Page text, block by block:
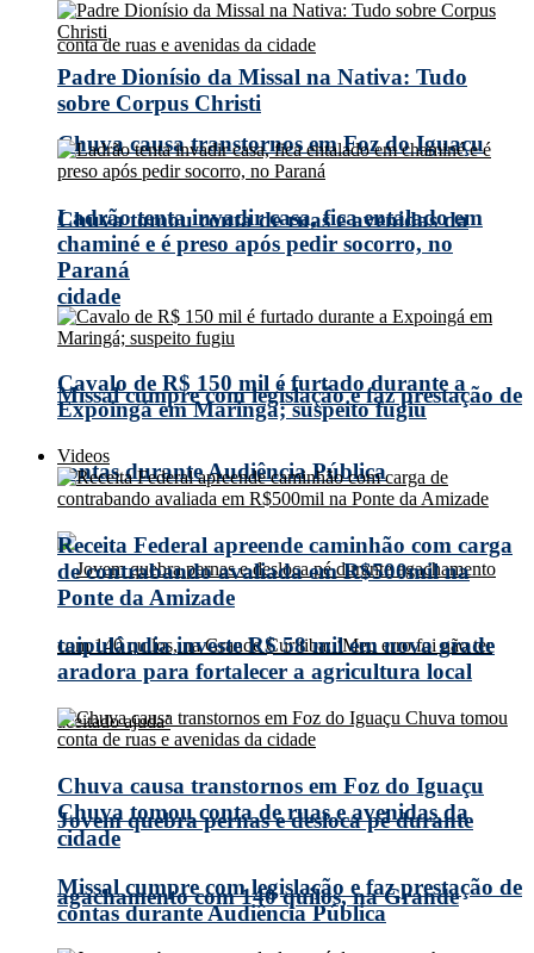
Chuva causa transtornos em Foz do Iguaçu
Chuva tomou conta de ruas e avenidas da
cidade
Missal cumpre com legislação e faz prestação de
contas durante Audiência Pública
Jovem quebra pernas e desloca pé durante
agachamento com 140 quilos, na Grande
Padre Dionísio da Missal na Nativa: Tudo
sobre Corpus Christi
Ladrão tenta invadir casa, fica entalado em
chaminé e é preso após pedir socorro, no
Paraná
Cavalo de R$ 150 mil é furtado durante a
Expoingá em Maringá; suspeito fugiu
Videos
Receita Federal apreende caminhão com carga
de contrabando avaliada em R$500mil na
Ponte da Amizade
taipulândia investe R$ 58 mil em nova grade
aradora para fortalecer a agricultura local
Chuva causa transtornos em Foz do Iguaçu
Chuva tomou conta de ruas e avenidas da
cidade
Missal cumpre com legislação e faz prestação de
contas durante Audiência Pública